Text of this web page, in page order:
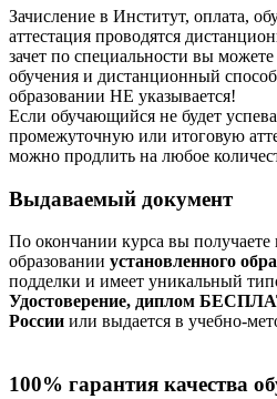
Зачисление в Институт, оплата,
аттестация проводятся
зачет по специальности вы
обучения и дистанционный
образовании НЕ указывается!
Если обучающийся не будет
промежуточную или итоговую
можно продлить на любое
Выдаваемый документ
По окончании курса вы
образовании установленного
подделки и имеет уникальный
Удостоверение, диплом
России или выдается в учебно-
100% гарантия качества